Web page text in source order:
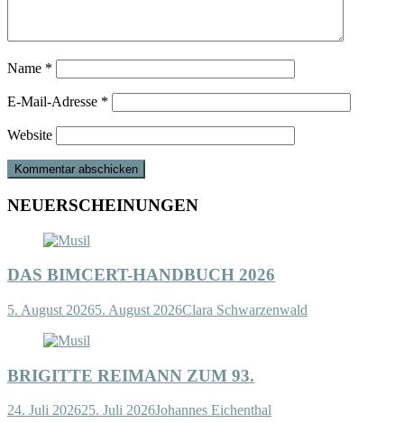
Name *
E-Mail-Adresse *
Website
NEUERSCHEINUNGEN
DAS BIMCERT-HANDBUCH 2026
5. August 20265. August 2026Clara Schwarzenwald
BRIGITTE REIMANN ZUM 93.
24. Juli 202625. Juli 2026Johannes Eichenthal